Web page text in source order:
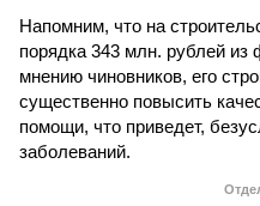
Напомним, что на
порядка 343 млн. рублей
мнению чиновников, его
существенно повысить
помощи, что приведет,
заболеваний.